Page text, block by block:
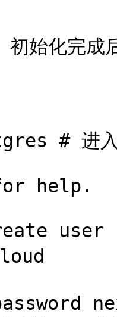
始化完成
# 进入
help.
user